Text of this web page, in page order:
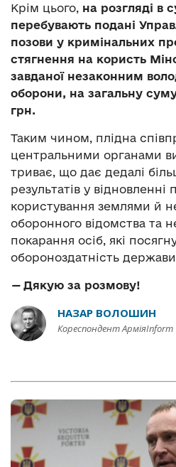
Крім цього, на розгляді в
перебувають подані
позови у кримінальних
стягнення на користь
завданої незаконним
оборони, на загальну
грн.
Таким чином, плідна
центральними органами
триває, що дає дедалі
результатів у відновленні
користування землями й
оборонного відомства та
покарання осіб, які
обороноздатність
—Дякую за розмову!
НАЗАР ВОЛОШИН
Кореспондент АрміяInform